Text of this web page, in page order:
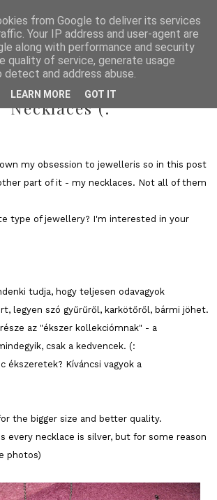
2011/01/11
Necklaces (:
my obsession to jewelleris so in this post
part of it - my necklaces. Not all of them
type of jewellery? I'm interested in your
tudja, hogy teljesen odavagyok
legyen szó gyűrűről, karkötőről, bármi jöhet.
az "ékszer kollekciómnak" - a
csak a kedvencek. (:
ékszeretek? Kíváncsi vagyok a
the bigger size and better quality.
every necklace is silver, but for some reason
photos)
from Google to deliver its services
Your IP address and user-agent are
along with performance and security
quality of service, generate usage
and address abuse.
LEARN MORE GOT IT